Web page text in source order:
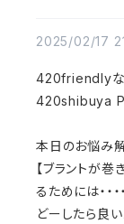
2025/02/17
420friendlyな
420shibuya
本日のお悩み解
【ブラントが
るためには・・・・
どーしたら良